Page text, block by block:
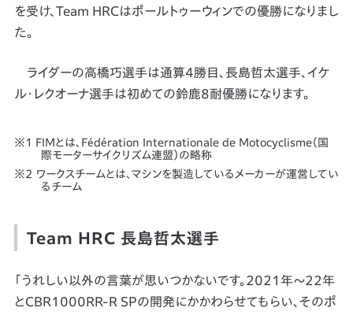
を受け、Team HRCはポールトゥーウィンでの優勝になりまし
た。
ライダーの高橋巧選手は通算4勝目、長島哲太選手、イケ
ル・レクオーナ選手は初めての鈴鹿8耐優勝になります。
FIMとは、Fédération Internationale de Motocyclisme（国
際モーターサイクリズム連盟）の略称
ワークスチームとは、マシンを製造しているメーカーが運営してい
るチーム
Team HRC 長島哲太選手
「うれしい以外の言葉が思いつかないです。2021年～22年
とCBR1000RR-R SPの開発にかかわらせてもらい、そのポ